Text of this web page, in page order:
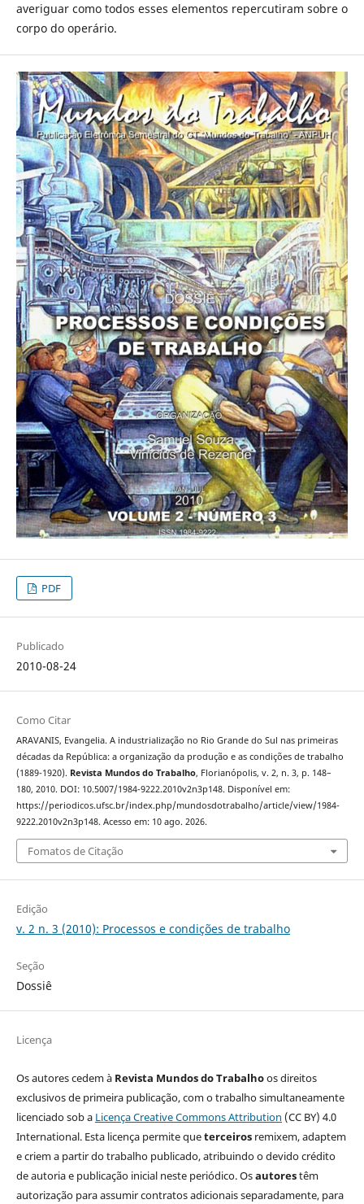
averiguar como todos esses elementos repercutiram sobre o
corpo do operário.
PDF
Publicado
2010-08-24
Como Citar
ARAVANIS, Evangelia. A industrialização no Rio Grande do Sul nas primeiras
décadas da República: a organização da produção e as condições de trabalho
(1889-1920). Revista Mundos do Trabalho, Florianópolis, v. 2, n. 3, p. 148–
180, 2010. DOI: 10.5007/1984-9222.2010v2n3p148. Disponível em:
https://periodicos.ufsc.br/index.php/mundosdotrabalho/article/view/1984-
9222.2010v2n3p148. Acesso em: 10 ago. 2026.
Fomatos de Citação
Edição
v. 2 n. 3 (2010): Processos e condições de trabalho
Seção
Dossiê
Licença
Os autores cedem à Revista Mundos do Trabalhoos direitos
exclusivos de primeira publicação, com o trabalho simultaneamente
licenciado sob a Licença Creative Commons Attribution (CC BY) 4.0
International. Esta licença permite queterceirosremixem, adaptem
e criem a partir do trabalho publicado, atribuindo o devido crédito
de autoria e publicação inicial neste periódico. Osautorestêm
autorização para assumir contratos adicionais separadamente, para